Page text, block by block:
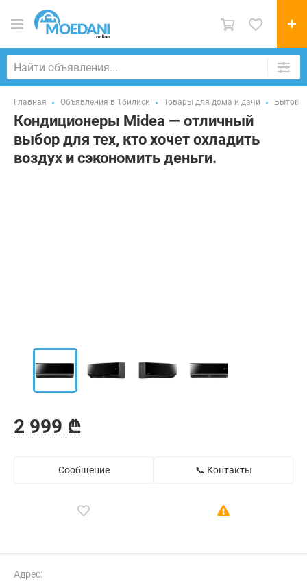
Главная Объявления в Тбилиси Товары для дома и дачи
Кондиционеры Midea — отличный
выбор для тех, кто хочет охладить
воздух и сэкономить деньги.
2 999 ₾
Сообщение 📞 Контакты
Адрес: